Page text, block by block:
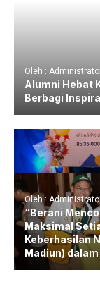
Oleh :
Alumni Hebat
Berbagi
Oleh :
“Berani
Maksimal
Keberhasilan
Madiun)